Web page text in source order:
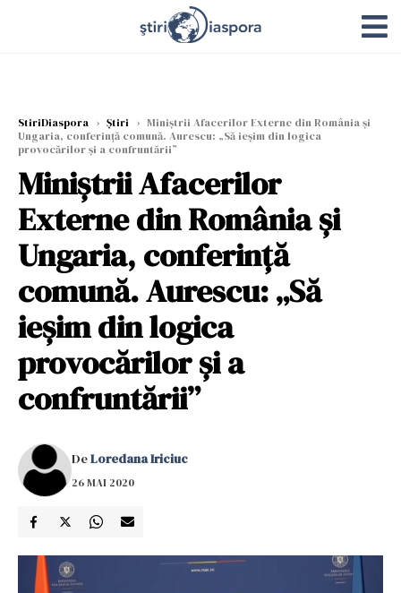
StiriDiaspora › Știri › Miniștrii Afacerilor Externe din România și
Ungaria, conferință comună. Aurescu: „Să ieșim din logica
provocărilor și a confruntării”
Miniștrii Afacerilor
Externe din România și
Ungaria, conferință
comună. Aurescu: „Să
ieșim din logica
provocărilor și a
confruntării”
DeLoredana Iriciuc
26 MAI 2020